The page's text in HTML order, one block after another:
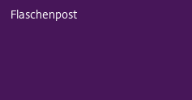
Flaschenpost